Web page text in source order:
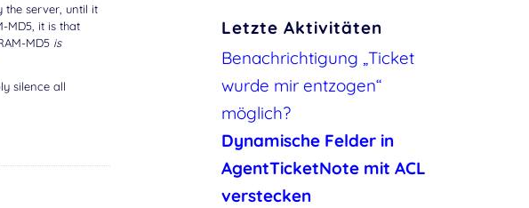
server, until it
MD5, it is that
MD5 is
silence all
Letzte Aktivitäten
Benachrichtigung „Ticket
wurde mir entzogen“
möglich?
Dynamische Felder in
AgentTicketNote mit ACL
verstecken